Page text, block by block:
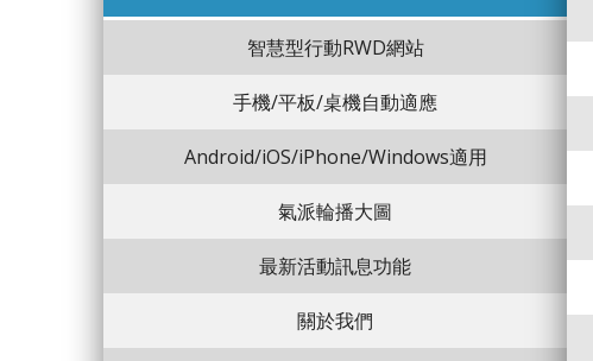
智慧型行動RWD網站
手機/平板/桌機自動適應
Android/iOS/iPhone/Windows適用
氣派輪播大圖
最新活動訊息功能
關於我們